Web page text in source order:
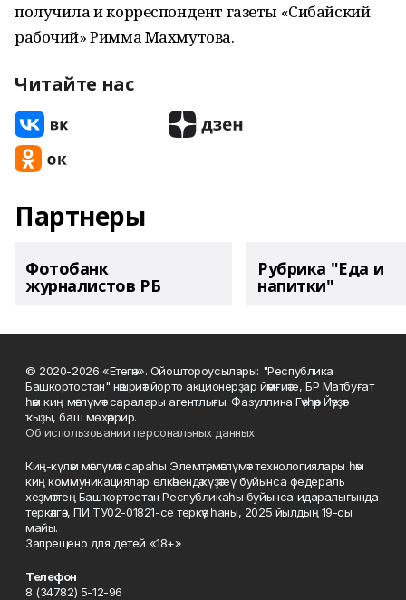
получила и корреспондент газеты «Сибайский
рабочий» Римма Махмутова.
Читайте нас
Партнеры
Фотобанк
журналистов РБ
Рубрика "Еда и
напитки"
© 2020-2026 «Етегән». Ойоштороусылары: "Республика
Башкортостан" нәшриәт йорто акционерҙар йәмғиәте, БР Матбуғат
һәм киң мәғлүмәт саралары агентлығы. Фазуллина Гәүһәр Йәүҙәт
ҡыҙы, баш мөхәррир.
Об использовании персональных данных
Киң-күләм мәғлүмәт сараһы Элемтә, мәғлүмәт технологиялары һәм
киң коммуникациялар өлкәһендә күҙәтеү буйынса федераль
хеҙмәттең Башҡортостан Республикаһы буйынса идаралығында
теркәлгән, ПИ ТУ02-01821-се теркәү һаны, 2025 йылдың 19-сы
майы.
Запрещено для детей «18+»
Телефон
8 (34782) 5-12-96